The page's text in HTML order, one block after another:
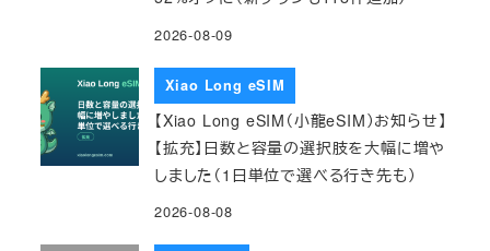
2026-08-09
Xiao Long eSIM
【Xiao Long eSIM（小龍eSIM）お知らせ】
【拡充】日数と容量の選択肢を大幅に増や
しました（1日単位で選べる行き先も）
2026-08-08